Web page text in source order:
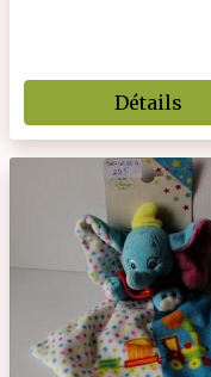
Détails